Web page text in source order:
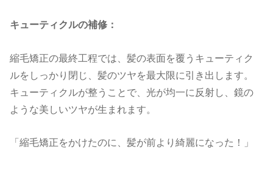
キューティクルの補修：
縮毛矯正の最終工程では、髪の表面を覆うキューティク
ルをしっかり閉じ、髪のツヤを最大限に引き出します。
キューティクルが整うことで、光が均一に反射し、鏡の
ような美しいツヤが生まれます。
「縮毛矯正をかけたのに、髪が前より綺麗になった！」